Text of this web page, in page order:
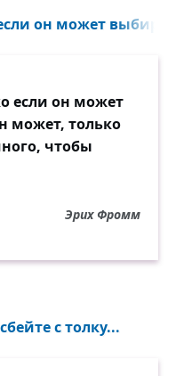
он может
если он может
может, только
чтобы
Эрих Фромм
с толку...